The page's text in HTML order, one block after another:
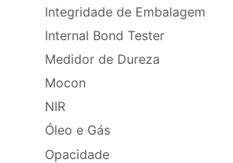
Integridade de Embalagem
Internal Bond Tester
Medidor de Dureza
Mocon
NIR
Óleo e Gás
Opacidade